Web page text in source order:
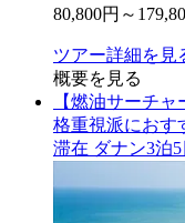
80,800円～
ツアー詳細を見
概要を見る
【燃油サーチ
格重視派におす
滞在 ダナン3泊5